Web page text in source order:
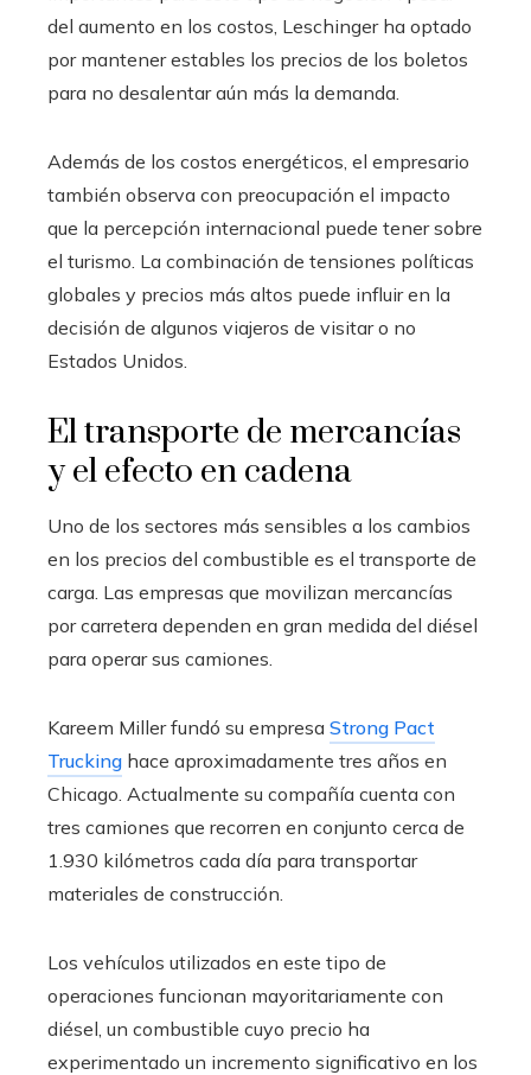
del aumento en los costos, Leschinger ha optado
por mantener estables los precios de los boletos
para no desalentar aún más la demanda.
Además de los costos energéticos, el empresario
también observa con preocupación el impacto
que la percepción internacional puede tener sobre
el turismo. La combinación de tensiones políticas
globales y precios más altos puede influir en la
decisión de algunos viajeros de visitar o no
Estados Unidos.
El transporte de mercancías
y el efecto en cadena
Uno de los sectores más sensibles a los cambios
en los precios del combustible es el transporte de
carga. Las empresas que movilizan mercancías
por carretera dependen en gran medida del diésel
para operar sus camiones.
Kareem Miller fundó su empresa Strong Pact
Trucking hace aproximadamente tres años en
Chicago. Actualmente su compañía cuenta con
tres camiones que recorren en conjunto cerca de
1.930 kilómetros cada día para transportar
materiales de construcción.
Los vehículos utilizados en este tipo de
operaciones funcionan mayoritariamente con
diésel, un combustible cuyo precio ha
experimentado un incremento significativo en los